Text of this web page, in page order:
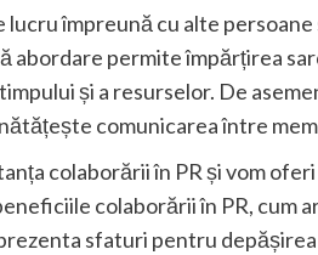
lucru împreună cu alte
abordare permite împărțirea
și a resurselor. De
comunicarea între
colaborării în PR și vom
colaborării în PR, cum
sfaturi pentru